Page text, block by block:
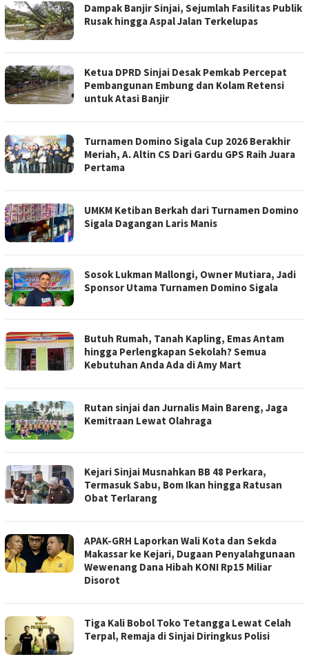
Dampak Banjir Sinjai, Sejumlah Fasilitas Publik
Rusak hingga Aspal Jalan Terkelupas
Ketua DPRD Sinjai Desak Pemkab Percepat
Pembangunan Embung dan Kolam Retensi
untuk Atasi Banjir
Turnamen Domino Sigala Cup 2026 Berakhir
Meriah, A. Altin CS Dari Gardu GPS Raih Juara
Pertama
UMKM Ketiban Berkah dari Turnamen Domino
Sigala Dagangan Laris Manis
Sosok Lukman Mallongi, Owner Mutiara, Jadi
Sponsor Utama Turnamen Domino Sigala
Butuh Rumah, Tanah Kapling, Emas Antam
hingga Perlengkapan Sekolah? Semua
Kebutuhan Anda Ada di Amy Mart
Rutan sinjai dan Jurnalis Main Bareng, Jaga
Kemitraan Lewat Olahraga
Kejari Sinjai Musnahkan BB 48 Perkara,
Termasuk Sabu, Bom Ikan hingga Ratusan
Obat Terlarang
APAK-GRH Laporkan Wali Kota dan Sekda
Makassar ke Kejari, Dugaan Penyalahgunaan
Wewenang Dana Hibah KONI Rp15 Miliar
Disorot
Tiga Kali Bobol Toko Tetangga Lewat Celah
Terpal, Remaja di Sinjai Diringkus Polisi